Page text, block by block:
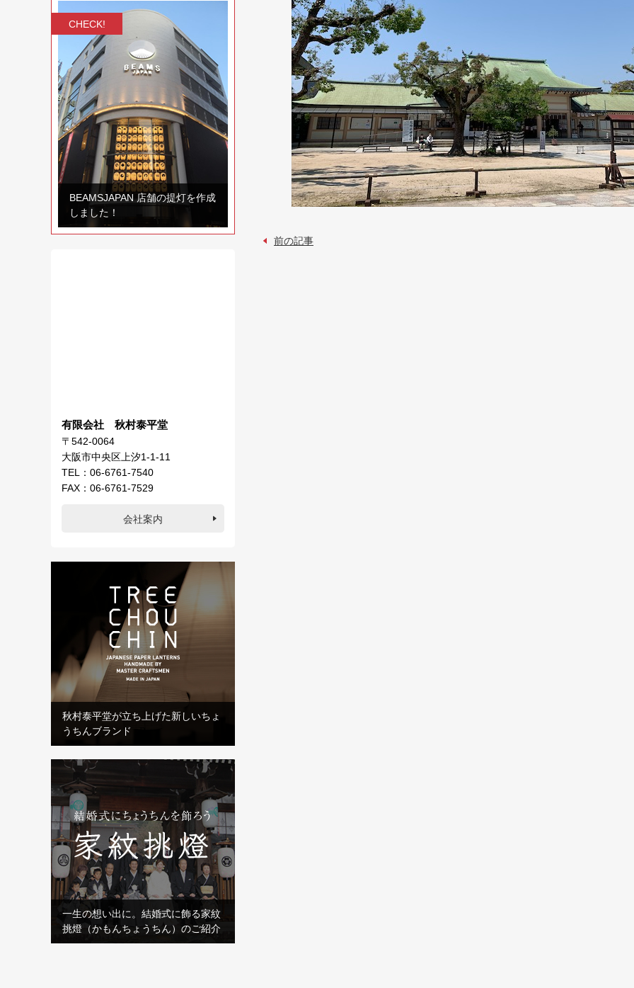
前の記事
CHECK!
BEAMSJAPAN 店舗の提灯を作成
しました！
有限会社 秋村泰平堂
〒542-0064
大阪市中央区上汐1-1-11
TEL：06-6761-7540
FAX：06-6761-7529
会社案内
秋村泰平堂が立ち上げた新しいちょ
うちんブランド
一生の想い出に。結婚式に飾る家紋
挑燈（かもんちょうちん）のご紹介